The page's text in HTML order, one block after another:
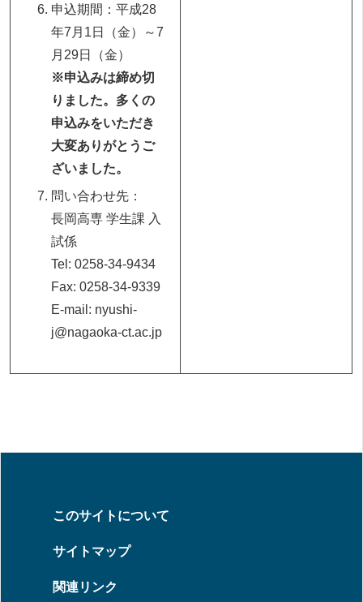
申込期間：平成28
年7月1日（金）～7
月29日（金）
※申込みは締め切
りました。多くの
申込みをいただき
大変ありがとうご
ざいました。
問い合わせ先：
長岡高専 学生課 入
試係
Tel: 0258-34-9434
Fax: 0258-34-9339
E-mail: nyushi-
j@nagaoka-ct.ac.jp
このサイトについて
サイトマップ
関連リンク